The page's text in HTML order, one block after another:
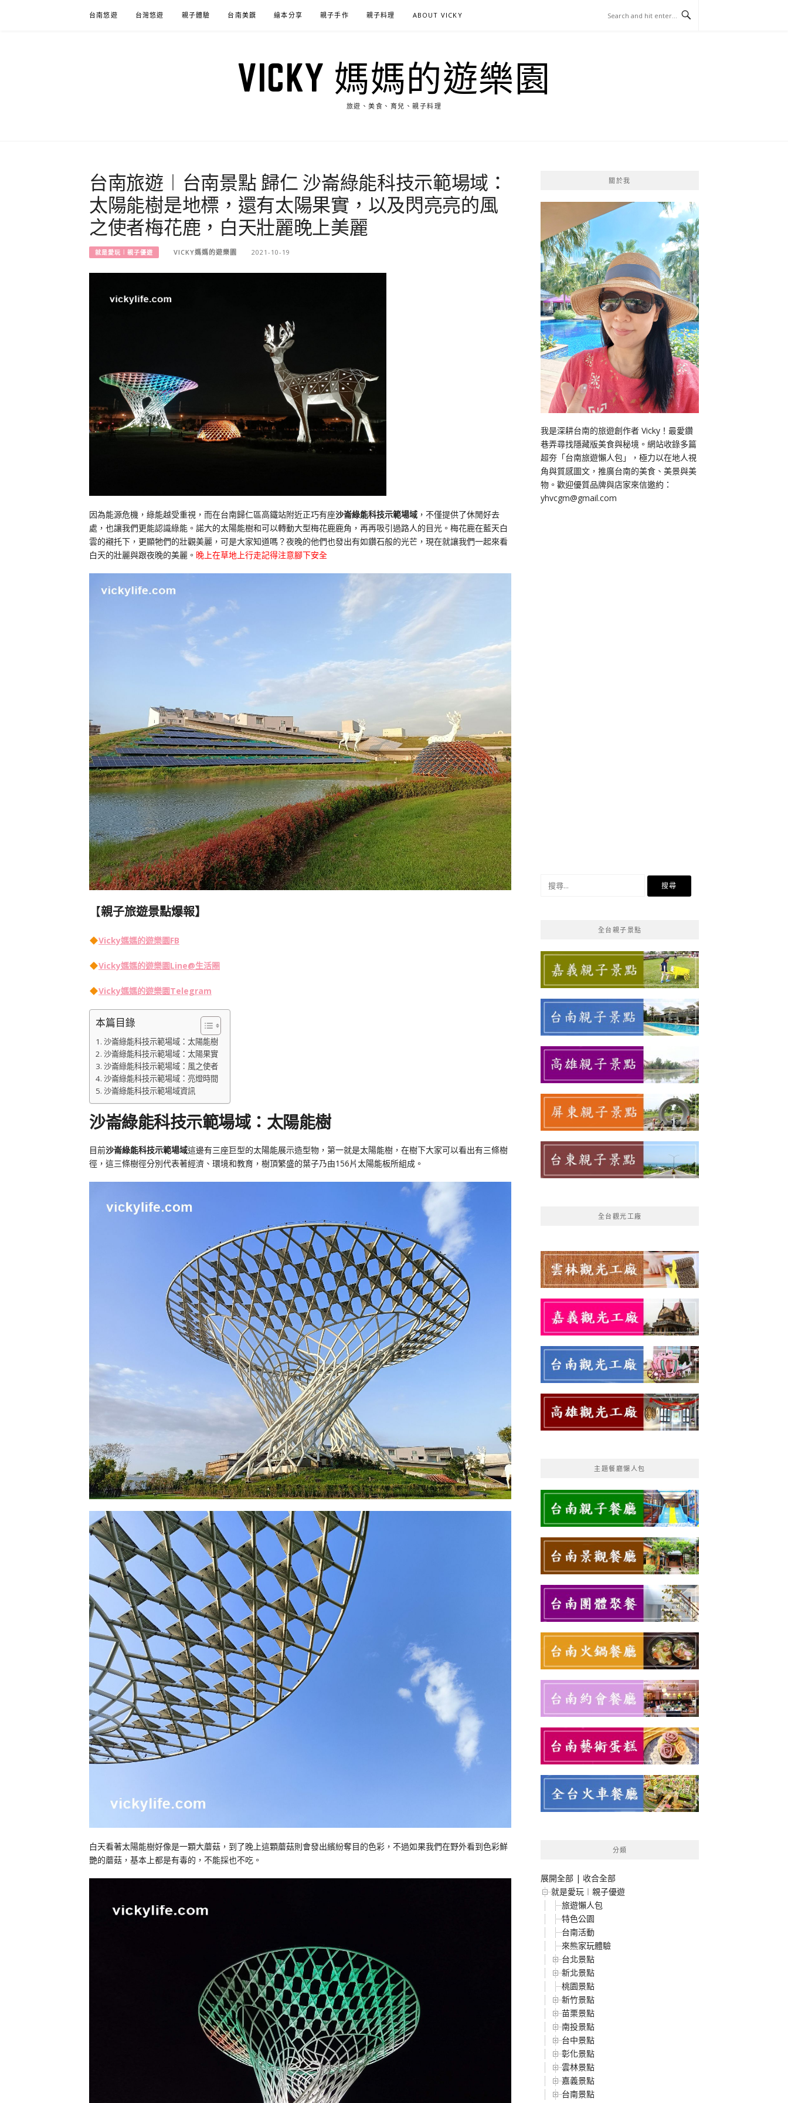
台南悠遊 台灣悠遊 親子體驗 台南美饌 繪本分享 親子手作 親子料理 ABOUT VICKY
VICKY 媽媽的遊樂園
旅遊、美食、育兒、親子料理
台南旅遊︱台南景點 歸仁 沙崙綠能科技示範場域：
太陽能樹是地標，還有太陽果實，以及閃亮亮的風
之使者梅花鹿，白天壯麗晚上美麗
就是愛玩︱親子優遊 VICKY媽媽的遊樂園 2021-10-19
因為能源危機，綠能越受重視，而在台南歸仁區高鐵站附近正巧有座沙崙綠能科技示範場域 ，不僅提供了休閒好去
處，也讓我們更能認識綠能。諾大的太陽能樹和可以轉動大型梅花鹿鹿角，再再吸引過路人的目光。梅花鹿在藍天白
雲的襯托下，更顯牠們的壯觀美麗，可是大家知道嗎？夜晚的他們也發出有如鑽石般的光芒，現在就讓我們一起來看
白天的壯麗與跟夜晚的美麗。 晚上在草地上行走記得注意腳下安全
【親子旅遊景點爆報】
Vicky媽媽的遊樂園FB
Vicky媽媽的遊樂園Line@生活圈
Vicky媽媽的遊樂園Telegram
本篇目錄
沙崙綠能科技示範場域：太陽能樹
沙崙綠能科技示範場域：太陽果實
沙崙綠能科技示範場域：風之使者
沙崙綠能科技示範場域：亮燈時間
沙崙綠能科技示範場域資訊
沙崙綠能科技示範場域：太陽能樹
目前沙崙綠能科技示範場域這邊有三座巨型的太陽能展示造型物，第一就是太陽能樹，在樹下大家可以看出有三條樹
徑，這三條樹徑分別代表著經濟、環境和教育，樹頂繁盛的葉子乃由156片太陽能板所組成。
白天看著太陽能樹好像是一顆大蘑菇，到了晚上這顆蘑菇則會發出繽紛奪目的色彩，不過如果我們在野外看到色彩鮮
艷的蘑菇，基本上都是有毒的，不能採也不吃。
關於我
我是深耕台南的旅遊創作者 Vicky！最愛鑽
巷弄尋找隱藏版美食與秘境。網站收錄多篇
超夯「台南旅遊懶人包」，極力以在地人視
角與質感圖文，推廣台南的美食、美景與美
物。歡迎優質品牌與店家來信邀約：
yhvcgm@gmail.com
全台親子景點
全台觀光工廠
主題餐廳懶人包
分類
展開全部 | 收合全部
就是愛玩︱親子優遊
旅遊懶人包
特色公園
台南活動
來熊家玩體驗
台北景點
新北景點
桃園景點
新竹景點
苗栗景點
南投景點
台中景點
彰化景點
雲林景點
嘉義景點
台南景點